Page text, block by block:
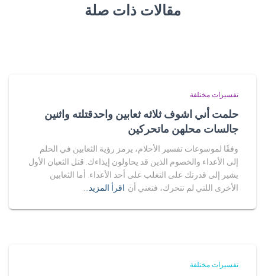
مقالات ذات صلة
تفسيرات مختلفة
حلمت أني اشوف ثلاثه ثعابين واحدقتلته واثنين
جالسات محلهن ماتحركين
وفقًا لموسوعات تفسير الأحلام، يرمز رؤية الثعابين في الحلم
إلى الأعداء والخصوم الذين قد يحاولون إيذاءك. قتل الثعبان الأول
يشير إلى قدرتك على التغلب على أحد الأعداء. أما الثعابين
الأخرى اللتي لم تتحرك، فتعني أن اقرأ المزيد…
تفسيرات مختلفة